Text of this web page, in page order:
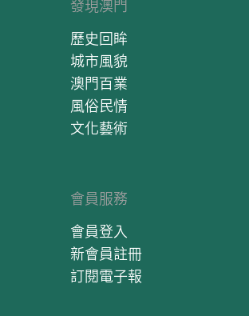
發現澳門
歷史回眸
城市風貌
澳門百業
風俗民情
文化藝術
會員服務
會員登入
新會員註冊
訂閱電子報